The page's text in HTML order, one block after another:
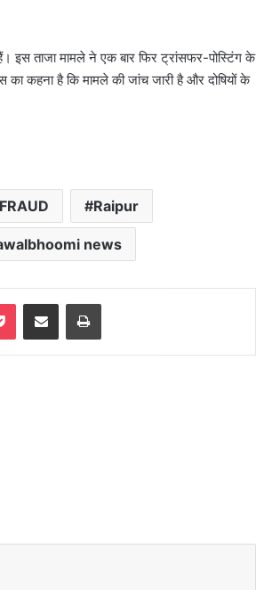
इस ताजा मामले ने एक बार फिर ट्रांसफर-पोस्टिंग के
कहना है कि मामले की जांच जारी है और दोषियों के
Raipur
news
Pocket Share via Email Print